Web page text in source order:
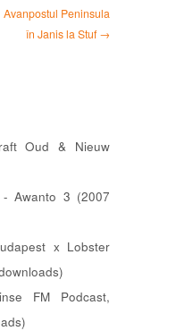
Avanpostul Peninsula
în Janis la Stuf →
Oud & Nieuw
- Awanto 3 (2007
x Lobster
FM Podcast,